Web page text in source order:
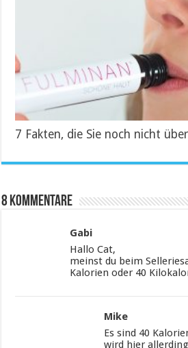
7 Fakten, die Sie noch nicht
8 Kommentare
Gabi
Hallo Cat,
meinst du beim
Kalorien oder 40
Mike
Es sind 40
wird hier